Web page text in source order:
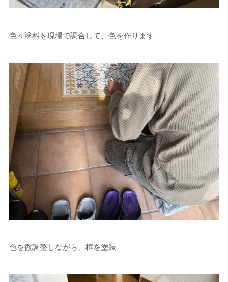
色々塗料を現場で調合して、色を作ります
色を微調整しながら、框を塗装